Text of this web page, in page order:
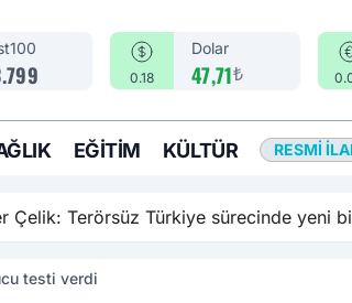
0.18
Dolar
47,71₺
EĞITIM KÜLTÜR RESMI
yeni bir aşamadayız
testi verdi